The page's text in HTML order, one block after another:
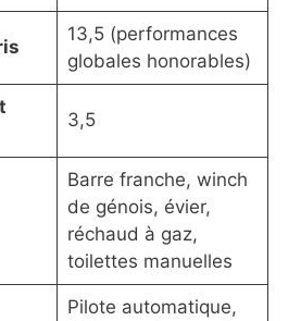
13,5 (performances
globales honorables)
3,5
Barre franche, winch
de génois, évier,
réchaud à gaz,
toilettes manuelles
Pilote automatique,